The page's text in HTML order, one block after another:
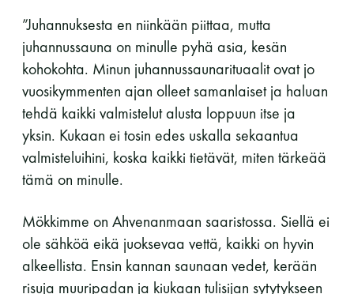
”Juhannuksesta en niinkään piittaa, mutta
juhannussauna on minulle pyhä asia, kesän
kohokohta. Minun juhannussaunarituaalit ovat jo
vuosikymmenten ajan olleet samanlaiset ja haluan
tehdä kaikki valmistelut alusta loppuun itse ja
yksin. Kukaan ei tosin edes uskalla sekaantua
valmisteluihini, koska kaikki tietävät, miten tärkeää
tämä on minulle.
Mökkimme on Ahvenanmaan saaristossa. Siellä ei
ole sähköä eikä juoksevaa vettä, kaikki on hyvin
alkeellista. Ensin kannan saunaan vedet, kerään
risuja muuripadan ja kiukaan tulisijan sytytykseen